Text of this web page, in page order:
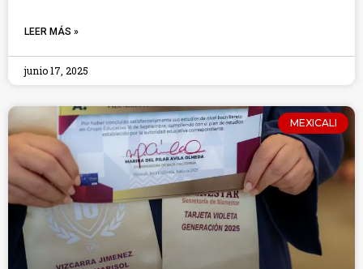
LEER MÁS »
junio 17, 2025
MEXICALI